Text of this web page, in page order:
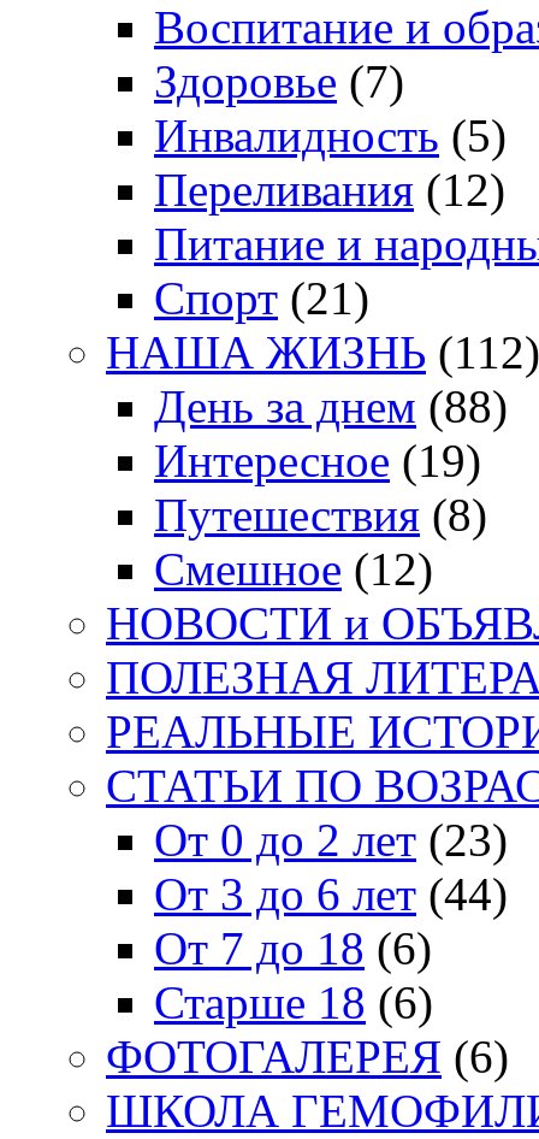
Воспитание и
Здоровье (7)
Инвалидность (5)
Переливания (12)
Питание и
Спорт (21)
НАША ЖИЗНЬ (112)
День за днем (88)
Интересное (19)
Путешествия (8)
Смешное (12)
НОВОСТИ и
ПОЛЕЗНАЯ
РЕАЛЬНЫЕ
СТАТЬИ ПО
От 0 до 2 лет (23)
От 3 до 6 лет (44)
От 7 до 18 (6)
Старше 18 (6)
ФОТОГАЛЕРЕЯ (6)
ШКОЛА